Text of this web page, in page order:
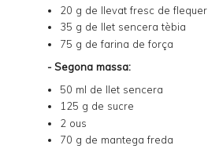
20 g de llevat fresc de flequer
35 g de llet sencera tèbia
75 g de farina de força
- Segona massa:
50 ml de llet sencera
125 g de sucre
2 ous
70 g de mantega freda